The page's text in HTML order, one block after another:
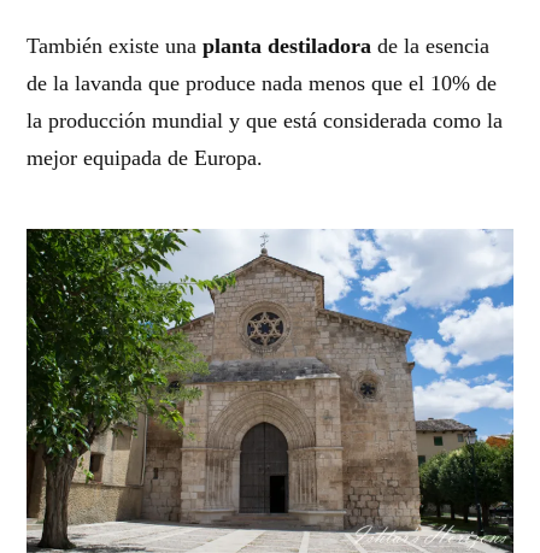
También existe unaplanta destiladora de la esencia
de la lavanda que produce nada menos que el 10% de
la producción mundial y que está considerada como la
mejor equipada de Europa.